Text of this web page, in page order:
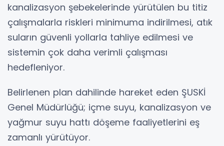
kanalizasyon şebekelerinde yürütülen bu titiz
çalışmalarla riskleri minimuma indirilmesi, atık
suların güvenli yollarla tahliye edilmesi ve
sistemin çok daha verimli çalışması
hedefleniyor.
Belirlenen plan dahilinde hareket eden ŞUSKİ
Genel Müdürlüğü; içme suyu, kanalizasyon ve
yağmur suyu hattı döşeme faaliyetlerini eş
zamanlı yürütüyor.